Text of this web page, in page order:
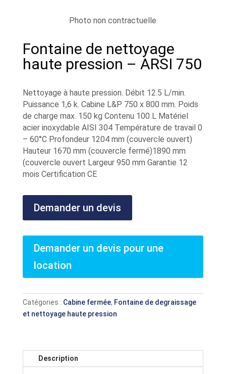
Photo non contractuelle
Fontaine de nettoyage
haute pression – ARSI 750
Nettoyage à haute pression. Débit 12.5 L/min.
Puissance 1,6 k. Cabine L&P 750 x 800 mm. Poids
de charge max. 150 kg Contenu 100 L Matériel
acier inoxydable AISI 304 Température de travail 0
– 60°C Profondeur 1204 mm (couvercle ouvert)
Hauteur 1670 mm (couvercle fermé)1890 mm
(couvercle ouvert Largeur 950 mm Garantie 12
mois Certification CE
Demander un devis
Demander un devis pour une
location
Catégories : Cabine fermée, Fontaine de degraissage
et nettoyage haute pression
Description